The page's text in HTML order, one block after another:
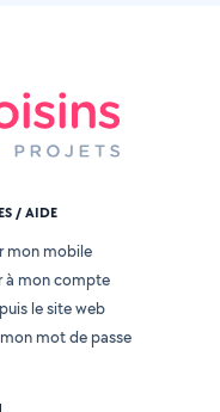
/ AIDE
mon mobile
à mon compte
le site web
mot de passe